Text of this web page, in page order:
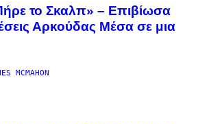
το Σκαλπ» – Επιβίωσα
Αρκούδας Μέσα σε μια
MCMAHON